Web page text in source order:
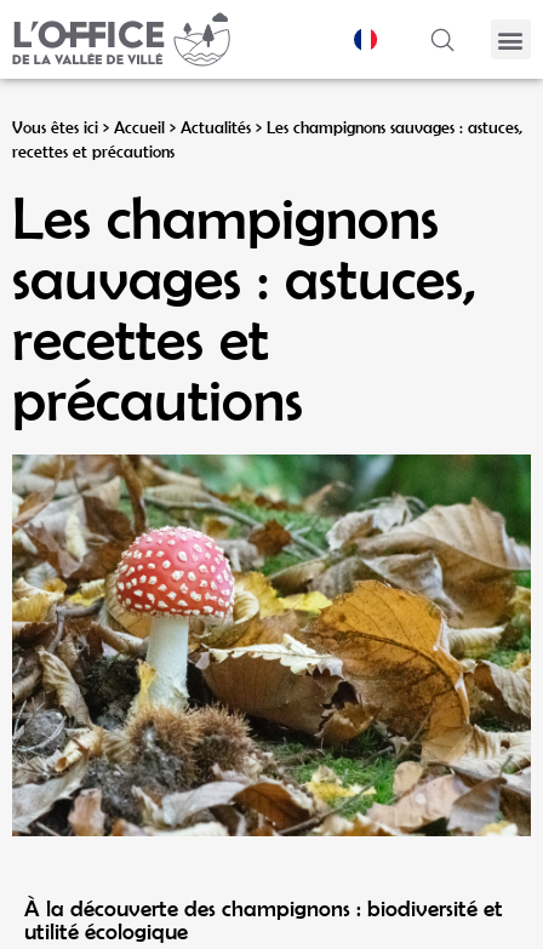
Vous êtes ici > Accueil > Actualités > Les champignons sauvages : astuces,
recettes et précautions
Les champignons
sauvages : astuces,
recettes et
précautions
À la découverte des champignons : biodiversité et
utilité écologique
Panneau de gestion des cookies